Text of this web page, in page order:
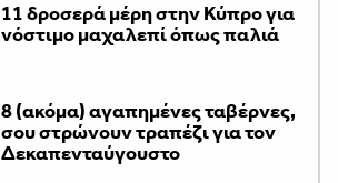
11 δροσερά μέρη στην Κύπρο για
νόστιμο μαχαλεπί όπως παλιά
8 (ακόμα) αγαπημένες ταβέρνες,
σου στρώνουν τραπέζι για τον
Δεκαπενταύγουστο